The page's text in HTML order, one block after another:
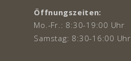
Öffnungszeiten:
Mo.-Fr.: 8:30-19:00 Uhr
Samstag: 8:30-16:00 Uhr